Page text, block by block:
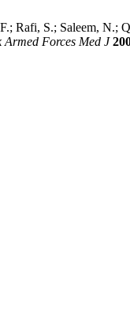
Rafi, S.; Saleem,
Armed Forces Med J